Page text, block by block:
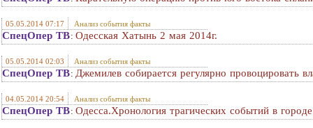
05.05.2014 07:17 Анализ события факты
СпецОпер ТВ: Одесская Хатынь 2 мая 2014г.
05.05.2014 02:03 Анализ события факты
СпецОпер ТВ: Джемилев собирается регулярно провоцировать
04.05.2014 20:54 Анализ события факты
СпецОпер ТВ: Одесса.Хронология трагических событий в городе